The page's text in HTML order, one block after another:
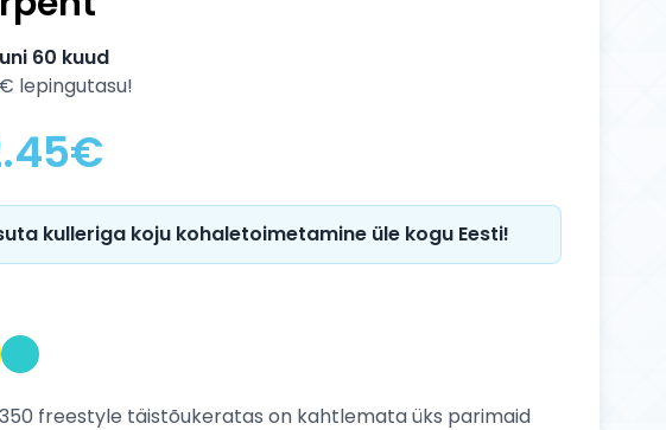
60 kuud
lepingutasu!
€
kulleriga koju kohaletoimetamine üle kogu Eesti!
freestyle täistõukeratas on kahtlemata üks parimaid